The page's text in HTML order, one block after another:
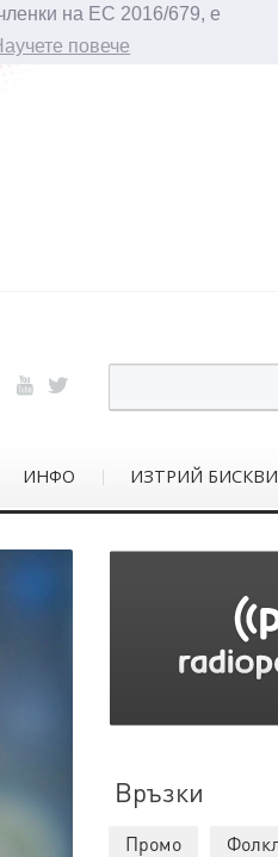
на ЕС 2016/679, е
повече
ИНФО ИЗТРИЙ
Връзки
Промо